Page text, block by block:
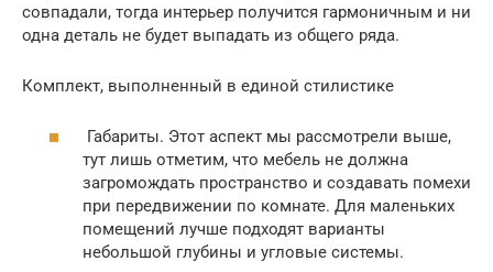
совпадали, тогда интерьер получится гармоничным и ни
одна деталь не будет выпадать из общего ряда.
Комплект, выполненный в единой стилистике
Габариты. Этот аспект мы рассмотрели выше,
тут лишь отметим, что мебель не должна
загромождать пространство и создавать помехи
при передвижении по комнате. Для маленьких
помещений лучше подходят варианты
небольшой глубины и угловые системы.